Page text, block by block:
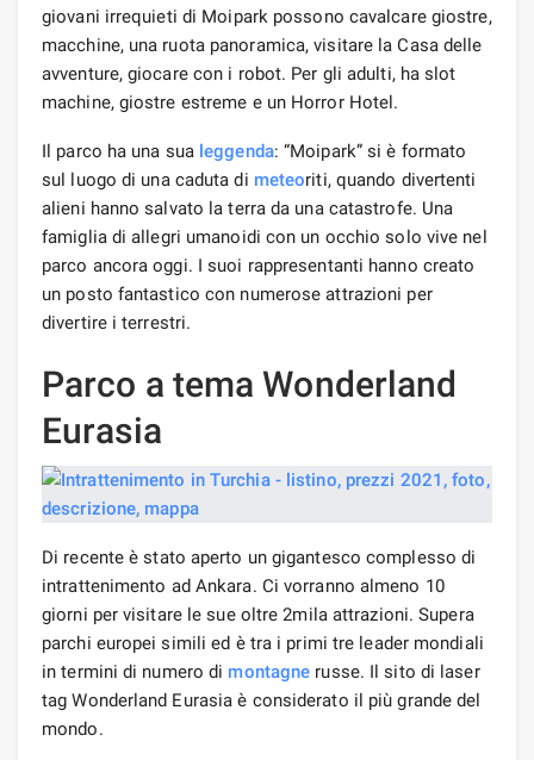
giovani irrequieti di Moipark possono cavalcare giostre,
macchine, una ruota panoramica, visitare la Casa delle
avventure, giocare con i robot. Per gli adulti, ha slot
machine, giostre estreme e un Horror Hotel.
Il parco ha una sua leggenda: “Moipark” si è formato
sul luogo di una caduta di meteoriti, quando divertenti
alieni hanno salvato la terra da una catastrofe. Una
famiglia di allegri umanoidi con un occhio solo vive nel
parco ancora oggi. I suoi rappresentanti hanno creato
un posto fantastico con numerose attrazioni per
divertire i terrestri.
Parco a tema Wonderland
Eurasia
Di recente è stato aperto un gigantesco complesso di
intrattenimento ad Ankara. Ci vorranno almeno 10
giorni per visitare le sue oltre 2mila attrazioni. Supera
parchi europei simili ed è tra i primi tre leader mondiali
in termini di numero di montagne russe. Il sito di laser
tag Wonderland Eurasia è considerato il più grande del
mondo.